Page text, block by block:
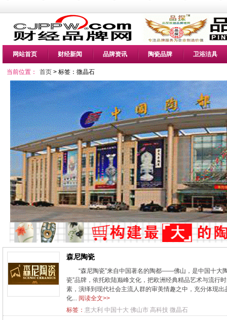
网站首页 财经新闻 品牌资讯 陶瓷品牌 卫浴洁具
当前位置： 首页 > 标签：微晶石
森尼陶瓷
“森尼陶瓷”来自中国著名的陶都——佛山，是中国十
瓷”品牌，依托欧陆巅峰文化，把欧洲经典精品艺术与流行
素，演绎到现代社会主流人群的审美情趣之中，充分体现出
化... 阅读全文>>
标签： 意大利 中国十大 佛山市 高科技 微晶石